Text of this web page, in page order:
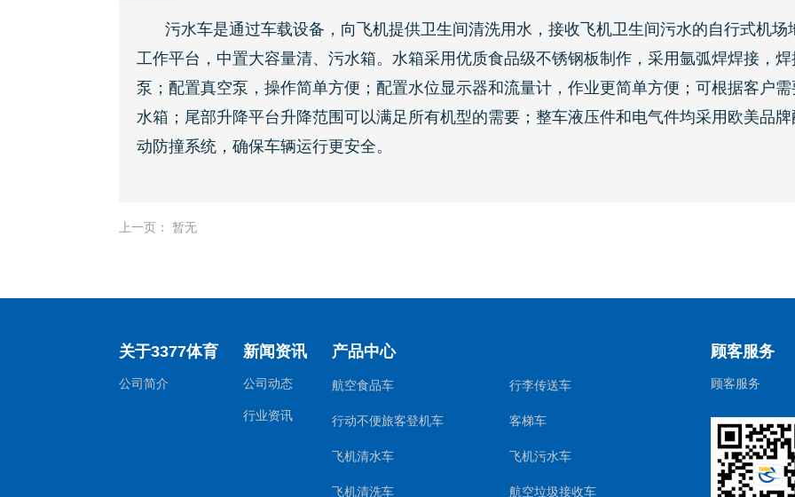
污水车是通过车载设备，向飞机提供卫生间清洗用水，接收飞机卫生间污水的自行式机
工作平台，中置大容量清、污水箱。水箱采用优质食品级不锈钢板制作，采用氩弧焊焊接，
泵；配置真空泵，操作简单方便；配置水位显示器和流量计，作业更简单方便；可根据客户
水箱；尾部升降平台升降范围可以满足所有机型的需要；整车液压件和电气件均采用欧美品
动防撞系统，确保车辆运行更安全。
上一页： 暂无
关于3377体育
公司简介
新闻资讯
公司动态
行业资讯
产品中心
航空食品车 行李传送车
行动不便旅客登机车 客梯车
飞机清水车 飞机污水车
飞机清洗车 航空垃圾接收车
顾客服务
顾客服务